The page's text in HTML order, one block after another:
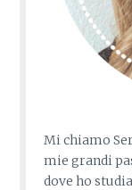
Mi chiamo
mie grandi
dove ho